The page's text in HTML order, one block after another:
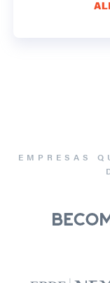
EMPRESAS